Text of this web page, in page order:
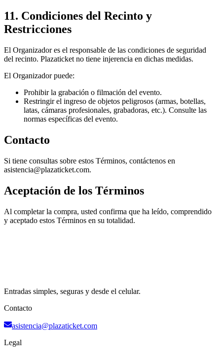
11. Condiciones del Recinto y
Restricciones
El Organizador es el responsable de las condiciones de seguridad
del recinto. Plazaticket no tiene injerencia en dichas medidas.
El Organizador puede:
Prohibir la grabación o filmación del evento.
Restringir el ingreso de objetos peligrosos (armas, botellas,
latas, cámaras profesionales, grabadoras, etc.). Consulte las
normas específicas del evento.
Contacto
Si tiene consultas sobre estos Términos, contáctenos en
asistencia@plazaticket.com.
Aceptación de los Términos
Al completar la compra, usted confirma que ha leído, comprendido
y aceptado estos Términos en su totalidad.
Entradas simples, seguras y desde el celular.
Contacto
asistencia@plazaticket.com
Legal